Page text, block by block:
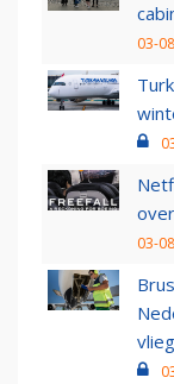
03-
03-